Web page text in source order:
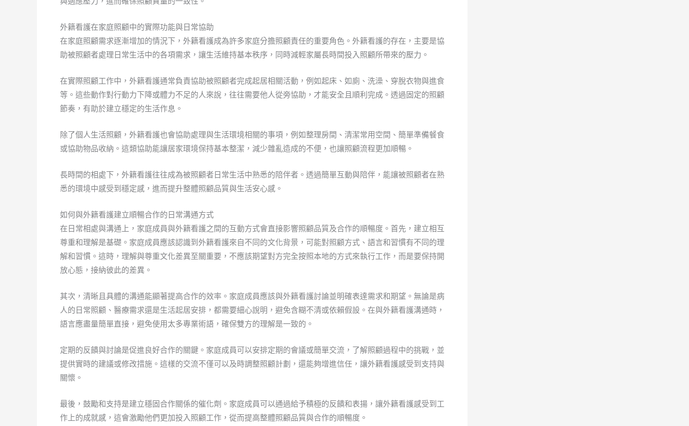
外籍看護在家庭照顧中的實際功能與日常協助
在家庭照顧需求逐漸增加的情況下，外籍看護成為許多家庭分擔照顧責任的重要角色。外籍看護的存在，主要是協
助被照顧者處理日常生活中的各項需求，讓生活維持基本秩序，同時減輕家屬長時間投入照顧所帶來的壓力。
在實際照顧工作中，外籍看護通常負責協助被照顧者完成起居相關活動，例如起床、如廁、洗澡、穿脫衣物與進食
等。這些動作對行動力下降或體力不足的人來說，往往需要他人從旁協助，才能安全且順利完成。透過固定的照顧
節奏，有助於建立穩定的生活作息。
除了個人生活照顧，外籍看護也會協助處理與生活環境相關的事項，例如整理房間、清潔常用空間、簡單準備餐食
或協助物品收納。這類協助能讓居家環境保持基本整潔，減少雜亂造成的不便，也讓照顧流程更加順暢。
長時間的相處下，外籍看護往往成為被照顧者日常生活中熟悉的陪伴者。透過簡單互動與陪伴，能讓被照顧者在熟
悉的環境中感受到穩定感，進而提升整體照顧品質與生活安心感。
如何與外籍看護建立順暢合作的日常溝通方式
在日常相處與溝通上，家庭成員與外籍看護之間的互動方式會直接影響照顧品質及合作的順暢度。首先，建立相互
尊重和理解是基礎。家庭成員應該認識到外籍看護來自不同的文化背景，可能對照顧方式、語言和習慣有不同的理
解和習慣。這時，理解與尊重文化差異至關重要，不應該期望對方完全按照本地的方式來執行工作，而是要保持開
放心態，接納彼此的差異。
其次，清晰且具體的溝通能顯著提高合作的效率。家庭成員應該與外籍看護討論並明確表達需求和期望。無論是病
人的日常照顧、醫療需求還是生活起居安排，都需要細心說明，避免含糊不清或依賴假設。在與外籍看護溝通時，
語言應盡量簡單直接，避免使用太多專業術語，確保雙方的理解是一致的。
定期的反饋與討論是促進良好合作的關鍵。家庭成員可以安排定期的會議或簡單交流，了解照顧過程中的挑戰，並
提供實時的建議或修改措施。這樣的交流不僅可以及時調整照顧計劃，還能夠增進信任，讓外籍看護感受到支持與
關懷。
最後，鼓勵和支持是建立穩固合作關係的催化劑。家庭成員可以通過給予積極的反饋和表揚，讓外籍看護感受到工
作上的成就感，這會激勵他們更加投入照顧工作，從而提高整體照顧品質與合作的順暢度。